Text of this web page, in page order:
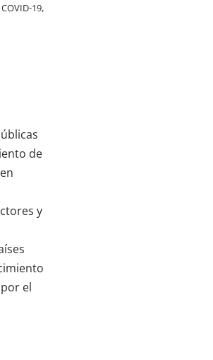
COVID-19,
de
y
el